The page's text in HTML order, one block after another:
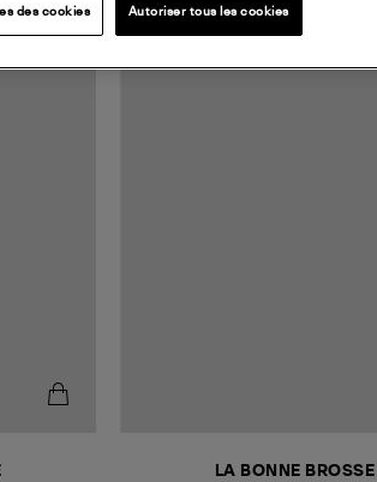
LA BONNE BROSSE
des cookies Autoriser tous les cookies